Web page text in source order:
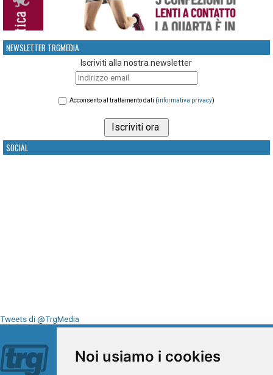
Noi usiamo i cookies
NEWSLETTER TRGMEDIA
Iscriviti alla nostra newsletter
Acconsento al trattamento dati (informativa privacy)
SOCIAL
Tweets di @TrgMedia